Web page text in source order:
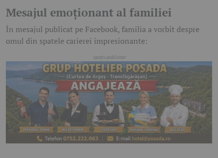
Mesajul emoționant al familiei
În mesajul publicat pe Facebook, familia a vorbit despre
omul din spatele carierei impresionante: